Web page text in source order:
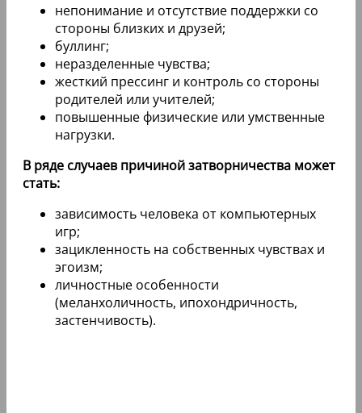
непонимание и отсутствие поддержки со
стороны близких и друзей;
буллинг;
неразделенные чувства;
жесткий прессинг и контроль со стороны
родителей или учителей;
повышенные физические или умственные
нагрузки.
В ряде случаев причиной затворничества может
стать:
зависимость человека от компьютерных
игр;
зацикленность на собственных чувствах и
эгоизм;
личностные особенности
(меланхоличность, ипохондричность,
застенчивость).